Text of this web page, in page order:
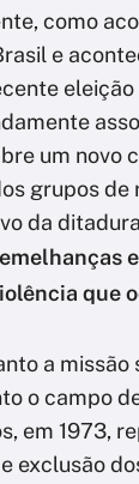
como
e
eleição
um novo
grupos de
da
que
a missão
o campo
em 1973,
exclusão